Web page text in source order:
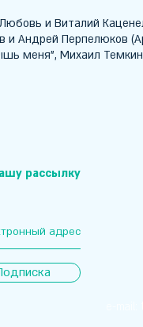
и Виталий
и Андрей Перпелюков
меня”, Михаил
рассылку